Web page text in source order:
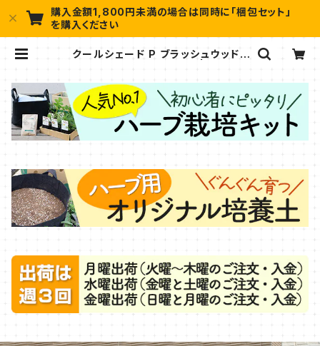
購入金額1,800円未満の場合は同時に「梱包セット」
を購入ください
クールシェード P ブラッシュウッド 1